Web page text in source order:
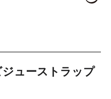
ジューストラップ